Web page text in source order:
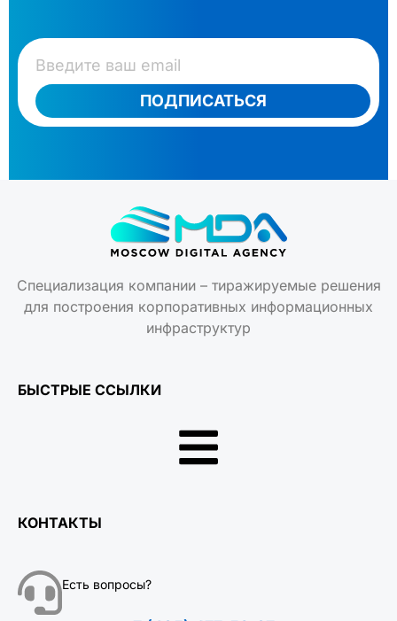
ПОДПИСАТЬСЯ
Специализация компании – тиражируемые решения
для построения корпоративных информационных
инфраструктур
БЫСТРЫЕ ССЫЛКИ
КОНТАКТЫ
Есть вопросы?